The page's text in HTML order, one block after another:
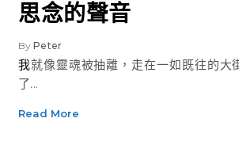
思念的聲音
By Peter
我就像靈魂被抽離，走在一如既往的大街 有時候幾乎忘記
了...
Read More